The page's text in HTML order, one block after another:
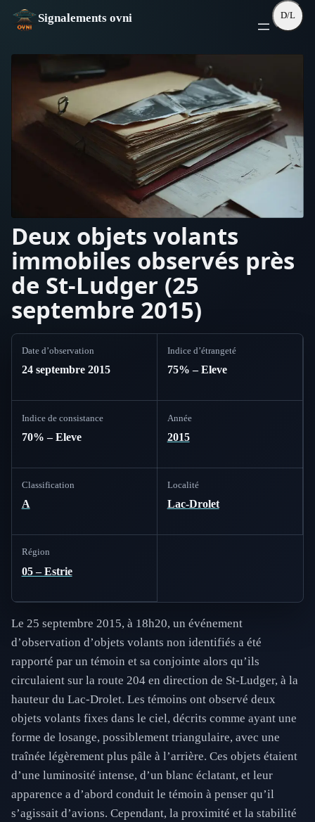
Aller
Signalements ovni D/L
Deux objets volants
immobiles observés près
de St-Ludger (25
septembre 2015)
Date d’observation
24 septembre 2015
Indice d’étrangeté
75% – Eleve
Indice de consistance
70% – Eleve
Année
2015
Classification
A
Localité
Lac-Drolet
Région
05 – Estrie
Le 25 septembre 2015, à 18h20, un événement
d’observation d’objets volants non identifiés a été
rapporté par un témoin et sa conjointe alors qu’ils
circulaient sur la route 204 en direction de St-Ludger, à la
hauteur du Lac-Drolet. Les témoins ont observé deux
objets volants fixes dans le ciel, décrits comme ayant une
forme de losange, possiblement triangulaire, avec une
traînée légèrement plus pâle à l’arrière. Ces objets étaient
d’une luminosité intense, d’un blanc éclatant, et leur
apparence a d’abord conduit le témoin à penser qu’il
s’agissait d’avions. Cependant, la proximité et la stabilité